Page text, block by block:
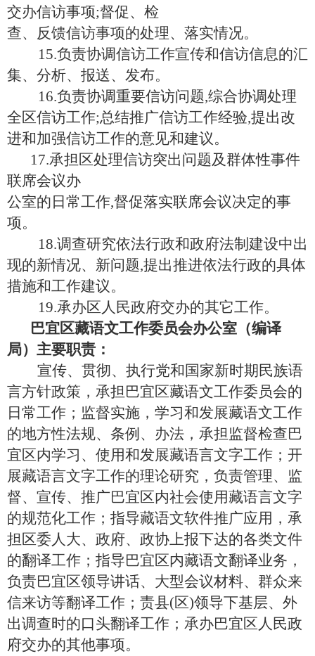
交办信访事项;督促、检
查、反馈信访事项的处理、落实情况。
15.负责协调信访工作宣传和信访信息的汇
集、分析、报送、发布。
16.负责协调重要信访问题,综合协调处理
全区信访工作;总结推广信访工作经验,提出改
进和加强信访工作的意见和建议。
17.承担区处理信访突出问题及群体性事件
联席会议办
公室的日常工作,督促落实联席会议决定的事
项。
18.调查研究依法行政和政府法制建设中出
现的新情况、新问题,提出推进依法行政的具体
措施和工作建议。
19.承办区人民政府交办的其它工作。
巴宜区藏语文工作委员会办公室（编译
局）主要职责：
宣传、贯彻、执行党和国家新时期民族语
言方针政策，承担巴宜区藏语文工作委员会的
日常工作；监督实施，学习和发展藏语文工作
的地方性法规、条例、办法，承担监督检查巴
宜区内学习、使用和发展藏语言文字工作；开
展藏语言文字工作的理论研究，负责管理、监
督、宣传、推广巴宜区内社会使用藏语言文字
的规范化工作；指导藏语文软件推广应用，承
担区委人大、政府、政协上报下达的各类文件
的翻译工作；指导巴宜区内藏语文翻译业务，
负责巴宜区领导讲话、大型会议材料、群众来
信来访等翻译工作；责县(区)领导下基层、外
出调查时的口头翻译工作；承办巴宜区人民政
府交办的其他事项。